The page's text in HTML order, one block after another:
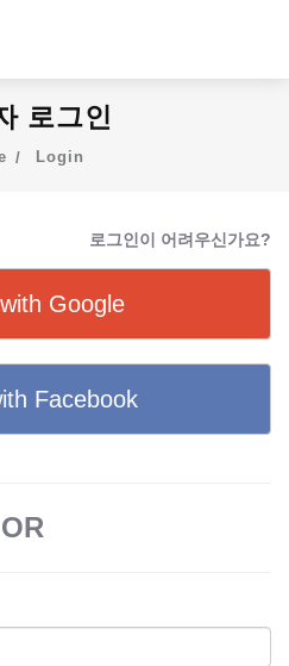
로그인
Login
로그인이 어려우신가요?
Google
Facebook
OR